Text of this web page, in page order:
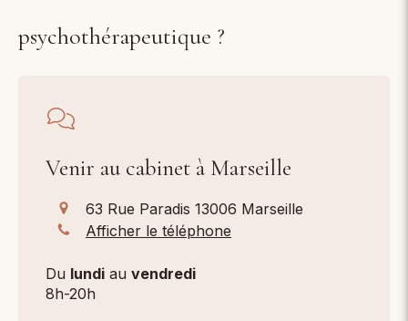
psychothérapeutique ?
Venir au cabinet à Marseille
63 Rue Paradis 13006 Marseille
Afficher le téléphone
Du lundi au vendredi
8h-20h